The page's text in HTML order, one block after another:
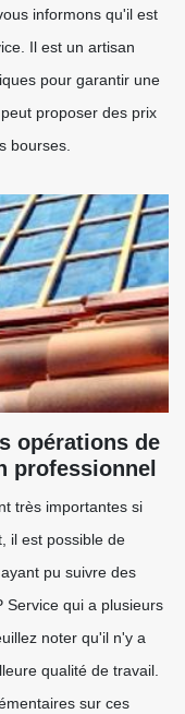
informons qu'il est
Il est un artisan
pour garantir une
proposer des prix
bourses.
opérations de
professionnel
très importantes si
il est possible de
pu suivre des
Service qui a plusieurs
noter qu'il n'y a
qualité de travail.
sur ces